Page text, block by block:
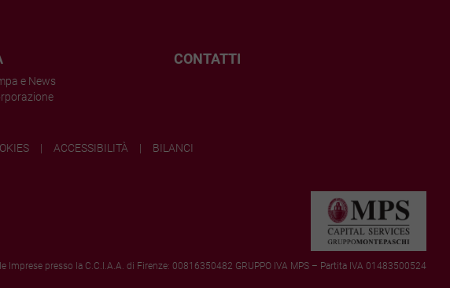
e News
CONTATTI
ACCESSIBILITÀ BILANCI
Imprese presso la C.C.I.A.A. di Firenze: 00816350482 GRUPPO IVA MPS – Partita IVA 01483500524